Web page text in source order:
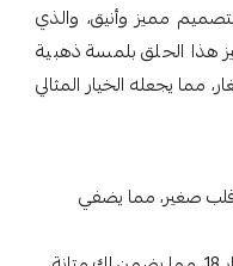
مميز وأنيق، والذي
هذا الحلق بلمسة ذهبية
مما يجعله الخيار المثالي
صغير، مما يضفي